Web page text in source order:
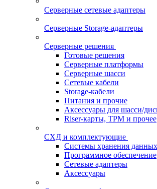
Серверные сетевые адаптеры
Серверные Storage-адаптеры
Серверные решения
Готовые решения
Серверные платформы
Серверные шасси
Сетевые кабели
Storage-кабели
Питания и прочие
Аксессуары для шасси/
Riser-карты, TPM и прочее
СХД и комплектующие
Системы хранения данных
Программное обеспечение
Сетевые адаптеры
Аксессуары